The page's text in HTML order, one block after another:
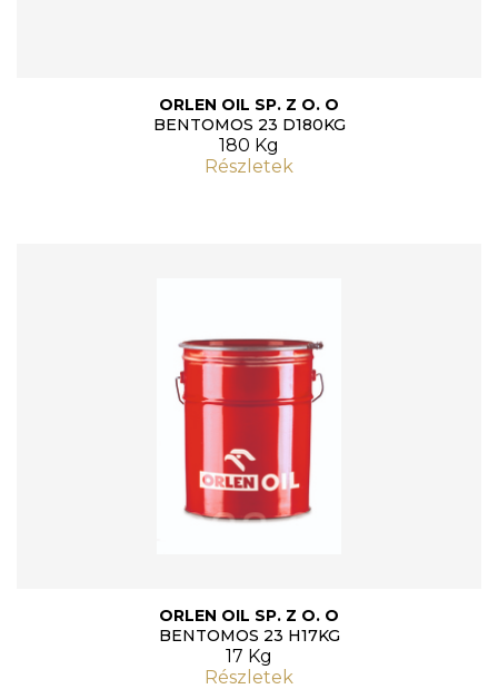
ORLEN OIL SP. Z O. O
BENTOMOS 23 D180KG
180 Kg
Részletek
ORLEN OIL SP. Z O. O
BENTOMOS 23 H17KG
17 Kg
Részletek